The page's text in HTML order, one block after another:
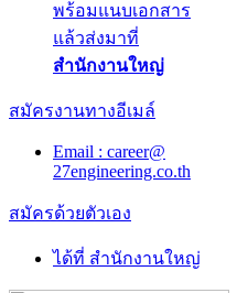
พร้อมแนบเอกสาร
แล้วส่งมาที่
สำนักงานใหญ่
สมัครงานทางอีเมล์
Email : career@
27engineering.co.th
สมัครด้วยตัวเอง
ได้ที่ สำนักงานใหญ่